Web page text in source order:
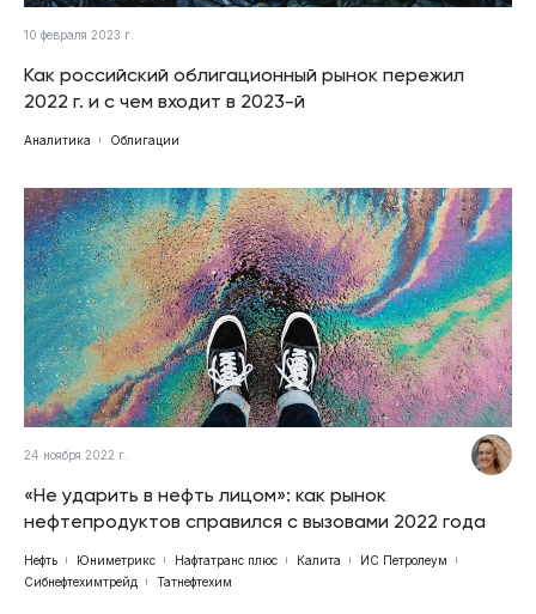
10 февраля 2023 г.
Как российский облигационный рынок пережил
2022 г. и с чем входит в 2023-й
Аналитика Облигации
24 ноября 2022 г.
«Не ударить в нефть лицом»: как рынок
нефтепродуктов справился с вызовами 2022 года
Нефть Юниметрикс Нафтатранс плюс Калита
ИС Петролеум
Сибнефтехимтрейд
Татнефтехим